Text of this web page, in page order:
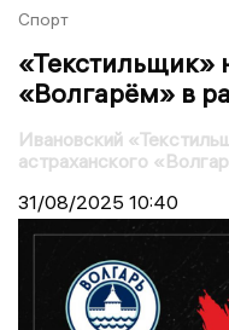
Спорт
«Текстильщик»
«Волгарём» в
Ивановский
астраханского
31/08/2025 10:40